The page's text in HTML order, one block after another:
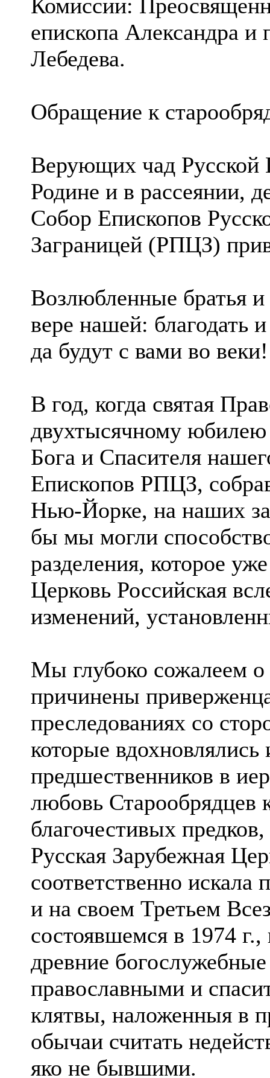
Комиссии:
епископа Александра и
Лебедева.
Обращение к
Верующих чад Русской
Родине и в рассеянии,
Собор Епископов
Заграницей (РПЦЗ)
Возлюбленные братья
вере нашей: благодать
да будут с вами во веки!
В год, когда святая
двухтысячному юбилею
Бога и Спасителя
Епископов РПЦЗ,
Нью-Йорке, на наших
бы мы могли
разделения, которое
Церковь Российская
изменений,
Мы глубоко сожалеем о
причинены
преследованиях со
которые
предшественников в
любовь Старообрядцев
благочестивых
Русская Зарубежная
соответственно
и на своем Третьем
состоявшемся в 1974
древние
православными и
клятвы, наложенныя в
обычаи считать
яко не бывшими.